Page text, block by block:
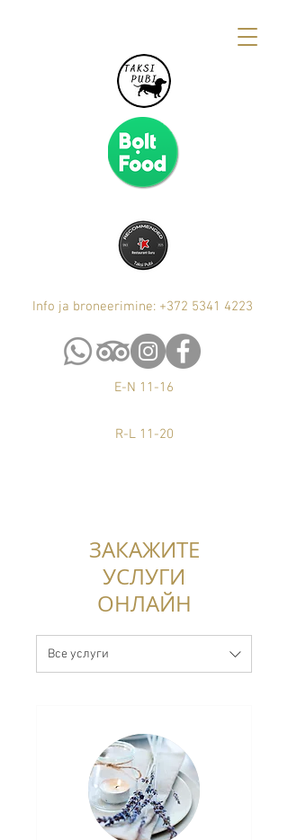
Info ja broneerimine: +372 5341 4223
E-N 11-16
R-L 11-20
ЗАКАЖИТЕ
УСЛУГИ
ОНЛАЙН
Все услуги